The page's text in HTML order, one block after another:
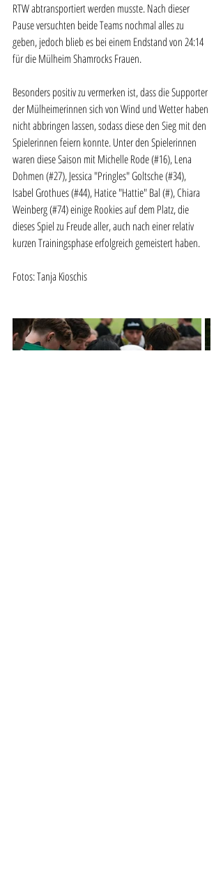
RTW abtransportiert werden musste. Nach dieser
Pause versuchten beide Teams nochmal alles zu
geben, jedoch blieb es bei einem Endstand von 24:14
für die Mülheim Shamrocks Frauen.
Besonders positiv zu vermerken ist, dass die Supporter
der Mülheimerinnen sich von Wind und Wetter haben
nicht abbringen lassen, sodass diese den Sieg mit den
Spielerinnen feiern konnte. Unter den Spielerinnen
waren diese Saison mit Michelle Rode (#16), Lena
Dohmen (#27), Jessica "Pringles" Goltsche (#34),
Isabel Grothues (#44), Hatice "Hattie" Bal (#), Chiara
Weinberg (#74) einige Rookies auf dem Platz, die
dieses Spiel zu Freude aller, auch nach einer relativ
kurzen Trainingsphase erfolgreich gemeistert haben.
Fotos: Tanja Kioschis